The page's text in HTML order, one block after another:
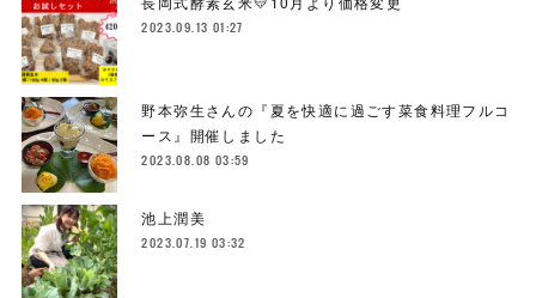
2023.09.13 01:27
野本弥生さんの『夏を快適に過ごす菜食料理フルコ
ース』開催しました
2023.08.08 03:59
池上潤美
2023.07.19 03:32